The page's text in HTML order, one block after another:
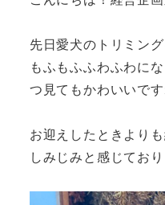
先日愛犬のトリミン
もふもふふわふわに
つ見てもかわいいです
お迎えしたときより
しみじみと感じてお